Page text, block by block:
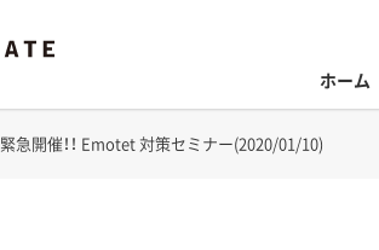
ホーム
緊急開催！！ Emotet 対策セミナー(2020/01/10)